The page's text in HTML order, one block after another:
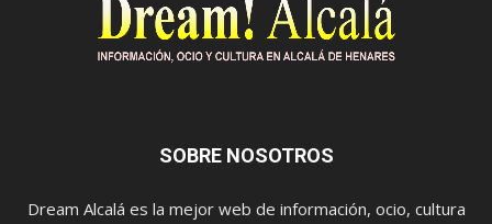
SOBRE NOSOTROS
Dream Alcalá es la mejor web de información, ocio, cultura